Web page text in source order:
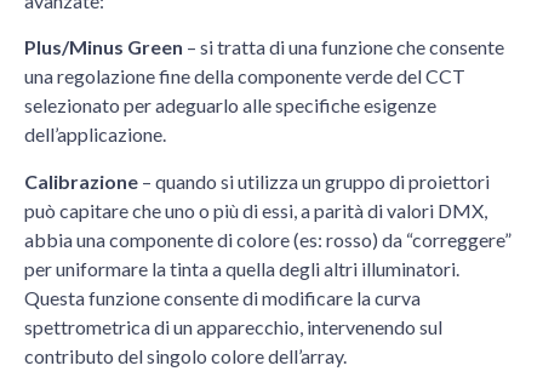
Plus/Minus Green – si tratta di una funzione che consente
una regolazione fine della componente verde del CCT
selezionato per adeguarlo alle specifiche esigenze
dell’applicazione.
Calibrazione – quando si utilizza un gruppo di proiettori
può capitare che uno o più di essi, a parità di valori DMX,
abbia una componente di colore (es: rosso) da “correggere”
per uniformare la tinta a quella degli altri illuminatori.
Questa funzione consente di modificare la curva
spettrometrica di un apparecchio, intervenendo sul
contributo del singolo colore dell’array.